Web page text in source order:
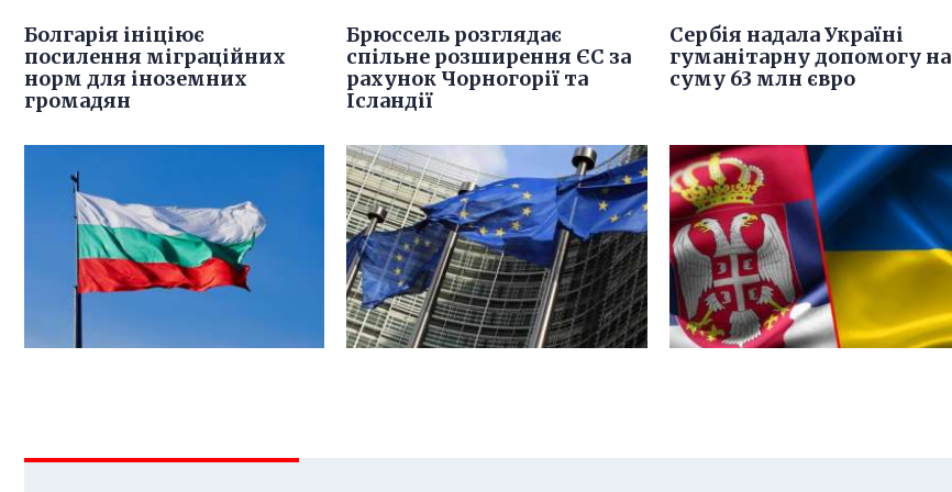
Болгарія ініціює
посилення міграційних
норм для іноземних
громадян
Брюссель розглядає
спільне розширення ЄС за
рахунок Чорногорії та
Ісландії
Сербія надала Україні
гуманітарну допомогу на
суму 63 млн євро